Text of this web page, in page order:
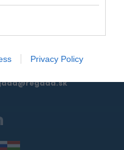
Privacy Policy